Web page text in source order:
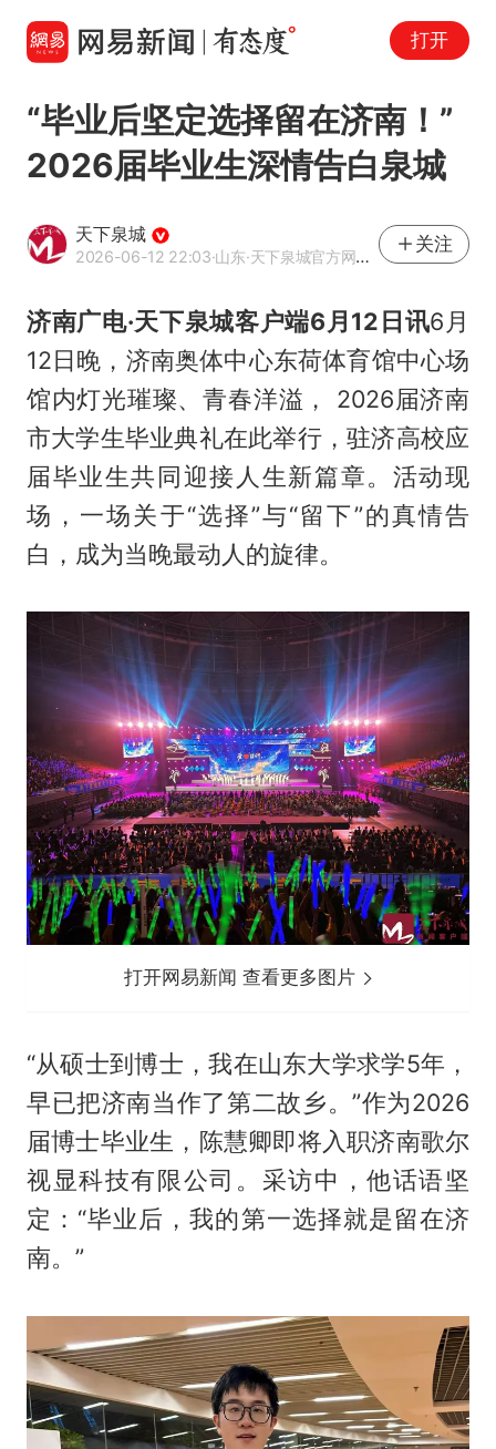
打开
“毕业后坚定选择留在济南！”
2026届毕业生深情告白泉城
天下泉城
2026-06-12 22:03·山东·天下泉城官方网易号
关注
济南广电·天下泉城客户端6月12日讯6月
12日晚，济南奥体中心东荷体育馆中心场
馆内灯光璀璨、青春洋溢， 2026届济南
市大学生毕业典礼在此举行，驻济高校应
届毕业生共同迎接人生新篇章。活动现
场，一场关于“选择”与“留下”的真情告
白，成为当晚最动人的旋律。
打开网易新闻 查看更多图片
“从硕士到博士，我在山东大学求学5年，
早已把济南当作了第二故乡。”作为2026
届博士毕业生，陈慧卿即将入职济南歌尔
视显科技有限公司。采访中，他话语坚
定：“毕业后，我的第一选择就是留在济
南。”